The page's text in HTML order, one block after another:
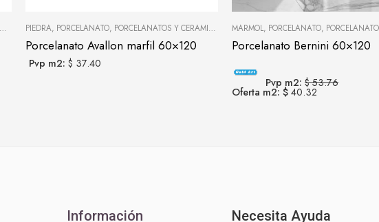
PIEDRA, PORCELANATO, PORCELANATOS Y CERÁMICAS
Porcelanato Avallon marfil 60×120
Pvp m2: $ 37.40
MÁRMOL, PORCELANATO, PORCELANATOS
Porcelanato Bernini 60×120
Pvp m2: $ 53.76
Oferta m2: $40.32
Información Necesita Ayuda